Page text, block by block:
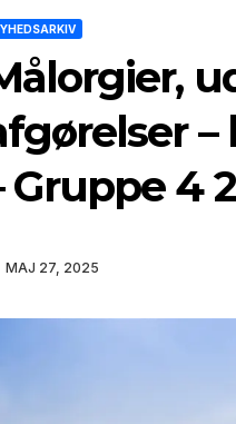
–
Gruppe 4
MAJ 27, 2025